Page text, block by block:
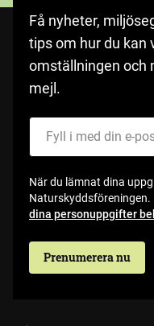
Få nyheter,
tips om hur du kan
omställningen och
mejl.
När du lämnat dina
dina personuppgifter
Prenumerera nu